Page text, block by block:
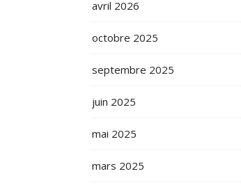
avril 2026
octobre 2025
septembre 2025
juin 2025
mai 2025
mars 2025